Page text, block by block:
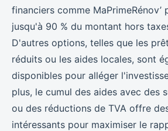
financiers comme MaPrimeRénov’
jusqu'à 90 % du montant hors
D'autres options, telles que les
réduits ou les aides locales, sont
disponibles pour alléger
plus, le cumul des aides avec des
ou des réductions de TVA offre
intéressants pour maximiser le